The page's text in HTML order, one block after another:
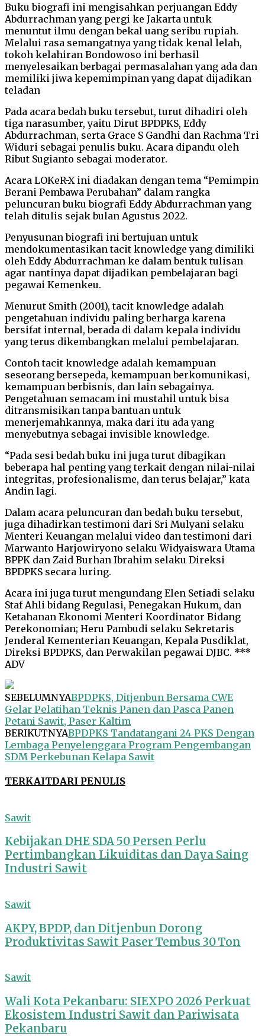
Buku biografi ini mengisahkan perjuangan Eddy
Abdurrachman yang pergi ke Jakarta untuk
menuntut ilmu dengan bekal uang seribu rupiah.
Melalui rasa semangatnya yang tidak kenal lelah,
tokoh kelahiran Bondowoso ini berhasil
menyelesaikan berbagai permasalahan yang ada dan
memiliki jiwa kepemimpinan yang dapat dijadikan
teladan
Pada acara bedah buku tersebut, turut dihadiri oleh
tiga narasumber, yaitu Dirut BPDPKS, Eddy
Abdurrachman, serta Grace S Gandhi dan Rachma Tri
Widuri sebagai penulis buku. Acara dipandu oleh
Ribut Sugianto sebagai moderator.
Acara LOKeR-X ini diadakan dengan tema “Pemimpin
Berani Pembawa Perubahan” dalam rangka
peluncuran buku biografi Eddy Abdurrachman yang
telah ditulis sejak bulan Agustus 2022.
Penyusunan biografi ini bertujuan untuk
mendokumentasikan tacit knowledge yang dimiliki
oleh Eddy Abdurrachman ke dalam bentuk tulisan
agar nantinya dapat dijadikan pembelajaran bagi
pegawai Kemenkeu.
Menurut Smith (2001), tacit knowledge adalah
pengetahuan individu paling berharga karena
bersifat internal, berada di dalam kepala individu
yang terus dikembangkan melalui pembelajaran.
Contoh tacit knowledge adalah kemampuan
seseorang bersepeda, kemampuan berkomunikasi,
kemampuan berbisnis, dan lain sebagainya.
Pengetahuan semacam ini mustahil untuk bisa
ditransmisikan tanpa bantuan untuk
menerjemahkannya, maka dari itu ada yang
menyebutnya sebagai invisible knowledge.
“Pada sesi bedah buku ini juga turut dibagikan
beberapa hal penting yang terkait dengan nilai-nilai
integritas, profesionalisme, dan terus belajar,” kata
Andin lagi.
Dalam acara peluncuran dan bedah buku tersebut,
juga dihadirkan testimoni dari Sri Mulyani selaku
Menteri Keuangan melalui video dan testimoni dari
Marwanto Harjowiryono selaku Widyaiswara Utama
BPPK dan Zaid Burhan Ibrahim selaku Direksi
BPDPKS secara luring.
Acara ini juga turut mengundang Elen Setiadi selaku
Staf Ahli bidang Regulasi, Penegakan Hukum, dan
Ketahanan Ekonomi Menteri Koordinator Bidang
Perekonomian; Heru Pambudi selaku Sekretaris
Jenderal Kementerian Keuangan, Kepala Pusdiklat,
Direksi BPDPKS, dan Perwakilan pegawai DJBC. ***
ADV
SEBELUMNYABPDPKS, Ditjenbun Bersama CWE
Gelar Pelatihan Teknis Panen dan Pasca Panen
Petani Sawit, Paser Kaltim
BERIKUTNYABPDPKS Tandatangani 24 PKS Dengan
Lembaga Penyelenggara Program Pengembangan
SDM Perkebunan Kelapa Sawit
TERKAITDARI PENULIS
Sawit
Kebijakan DHE SDA 50 Persen Perlu
Pertimbangkan Likuiditas dan Daya Saing
Industri Sawit
Sawit
AKPY, BPDP, dan Ditjenbun Dorong
Produktivitas Sawit Paser Tembus 30 Ton
Sawit
Wali Kota Pekanbaru: SIEXPO 2026 Perkuat
Ekosistem Industri Sawit dan Pariwisata
Pekanbaru